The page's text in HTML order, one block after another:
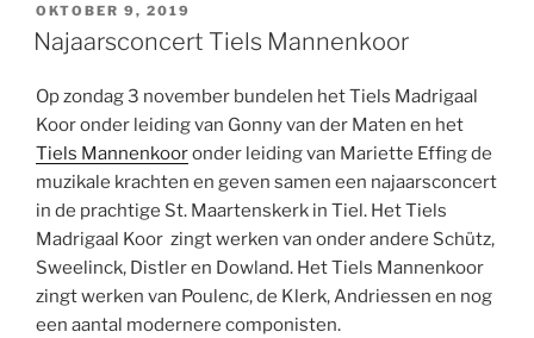
GEPLAATST
OP
OKTOBER 9, 2019
Najaarsconcert Tiels Mannenkoor
Op zondag 3 november bundelen het Tiels Madrigaal
Koor onder leiding van Gonny van der Maten en het
Tiels Mannenkooronder leiding van Mariette Effing de
muzikale krachten en geven samen een najaarsconcert
in de prachtige St. Maartenskerk in Tiel. Het Tiels
Madrigaal Koor zingt werken van onder andere Schütz,
Sweelinck, Distler en Dowland. Het Tiels Mannenkoor
zingt werken van Poulenc, de Klerk, Andriessen en nog
een aantal modernere componisten.